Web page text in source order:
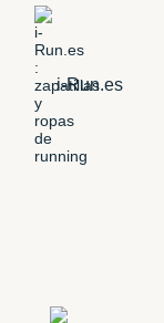
i-Run.es